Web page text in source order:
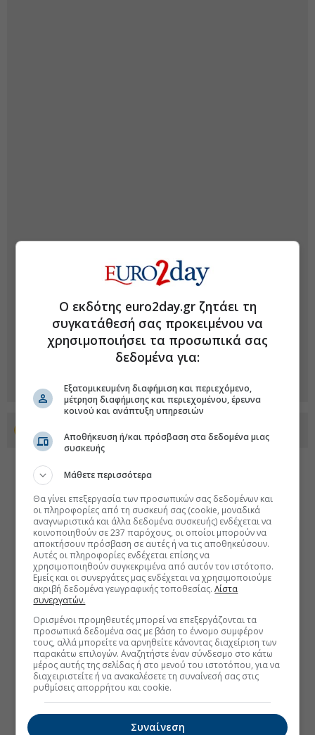
Προσθέστε το euro2day.gr στο Discover
Ο εκδότης euro2day.gr ζητάει τη
συγκατάθεσή σας προκειμένου να
χρησιμοποιήσει τα προσωπικά σας
δεδομένα για:
Εξατομικευμένη διαφήμιση και περιεχόμενο,
μέτρηση διαφήμισης και περιεχομένου, έρευνα
κοινού και ανάπτυξη υπηρεσιών
Αποθήκευση ή/και πρόσβαση στα δεδομένα μιας
συσκευής
Μάθετε περισσότερα
Θα γίνει επεξεργασία των προσωπικών σας δεδομένων και
οι πληροφορίες από τη συσκευή σας (cookie, μοναδικά
αναγνωριστικά και άλλα δεδομένα συσκευής) ενδέχεται να
κοινοποιηθούν σε 237 παρόχους, οι οποίοι μπορούν να
αποκτήσουν πρόσβαση σε αυτές ή να τις αποθηκεύσουν.
Αυτές οι πληροφορίες ενδέχεται επίσης να
χρησιμοποιηθούν συγκεκριμένα από αυτόν τον ιστότοπο.
Εμείς και οι συνεργάτες μας ενδέχεται να χρησιμοποιούμε
ακριβή δεδομένα γεωγραφικής τοποθεσίας.Λίστα
συνεργατών.
Ορισμένοι προμηθευτές μπορεί να επεξεργάζονται τα
προσωπικά δεδομένα σας με βάση το έννομο συμφέρον
τους, αλλά μπορείτε να αρνηθείτε κάνοντας διαχείριση των
παρακάτω επιλογών. Αναζητήστε έναν σύνδεσμο στο κάτω
μέρος αυτής της σελίδας ή στο μενού του ιστοτόπου, για να
διαχειριστείτε ή να ανακαλέσετε τη συναίνεσή σας στις
ρυθμίσεις απορρήτου και cookie.
Συναίνεση